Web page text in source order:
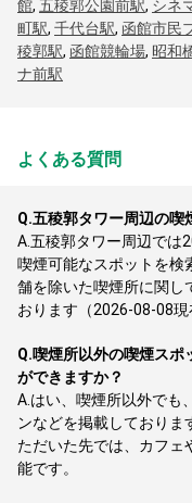
館, 五稜郭公園前駅, シネ
町駅, 千代台駅, 函館市民
稜郭駅, 函館競輪場, 昭和
ナ前駅
よくある質問
Q.五稜郭タワー周辺の喫
A.五稜郭タワー周辺では
喫煙可能なスポットを検
舗を除いた喫煙所に関し
おります（2026-08-08現
Q.喫煙所以外の喫煙スポ
ができますか？
A. はい、喫煙所以外でも
ンなどを掲載しており
ただいた先では、カフェ
能です。